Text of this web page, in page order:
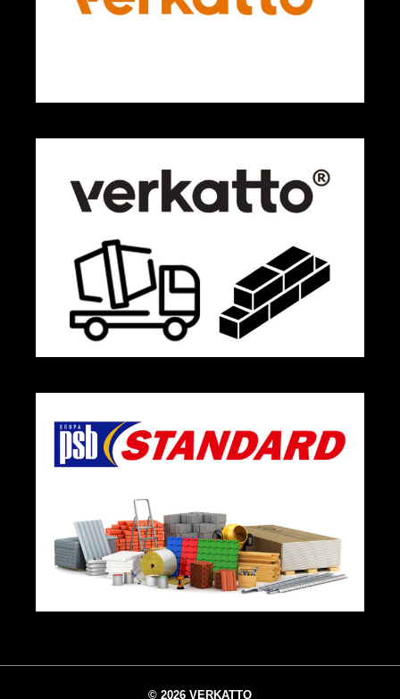
© 2026 VERKATTO